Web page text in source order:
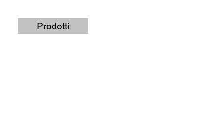
Prodotti